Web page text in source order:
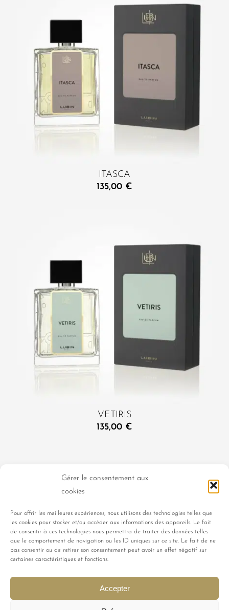
Gérer le consentement aux
cookies
Pour offrir les meilleures expériences, nous utilisons des technologies telles que
les cookies pour stocker et/ou accéder aux informations des appareils. Le fait
de consentir à ces technologies nous permettra de traiter des données telles
que le comportement de navigation ou les ID uniques sur ce site. Le fait de ne
pas consentir ou de retirer son consentement peut avoir un effet négatif sur
certaines caractéristiques et fonctions.
Accepter
ITASCA
135,00 €
VETIRIS
135,00 €
L’UNIVERS MIXTE LES CLASSIQUES
PORTRAITS DE FEMMES
Maintenance